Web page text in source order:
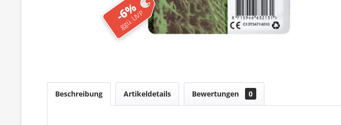
-6%
ggü. UVP
Beschreibung Artikeldetails Bewertungen 0